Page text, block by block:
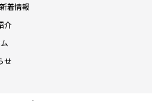
着情報
介
せ